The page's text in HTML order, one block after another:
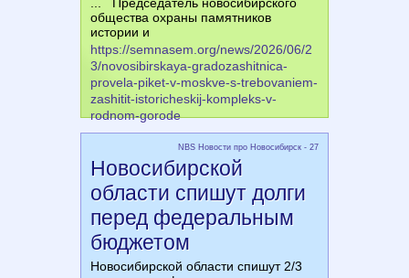
общества охраны памятников
истории и
https://semnasem.org/news/2026/06/2
3/novosibirskaya-gradozashitnica-
provela-piket-v-moskve-s-trebovaniem-
zashitit-istoricheskij-kompleks-v-
rodnom-gorode
NBS Новости про Новосибирск - 27
Новосибирской
области спишут долги
перед федеральным
бюджетом
Новосибирской области спишут 2/3